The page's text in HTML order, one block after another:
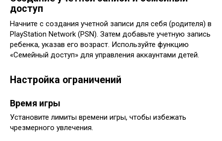
доступ
Начните с создания учетной записи для себя (родителя) в
PlayStation Network (PSN). Затем добавьте учетную запись
ребенка, указав его возраст. Используйте функцию
«Семейный доступ» для управления аккаунтами детей.
Настройка ограничений
Время игры
Установите лимиты времени игры, чтобы избежать
чрезмерного увлечения.